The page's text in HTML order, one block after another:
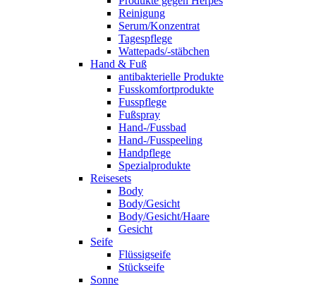
Reinigung
Serum/Konzentrat
Tagespflege
Wattepads/-stäbchen
Hand & Fuß
antibakterielle Produkte
Fusskomfortprodukte
Fusspflege
Fußspray
Hand-/Fussbad
Hand-/Fusspeeling
Handpflege
Spezialprodukte
Reisesets
Body
Body/Gesicht
Body/Gesicht/Haare
Gesicht
Seife
Flüssigseife
Stückseife
Sonne